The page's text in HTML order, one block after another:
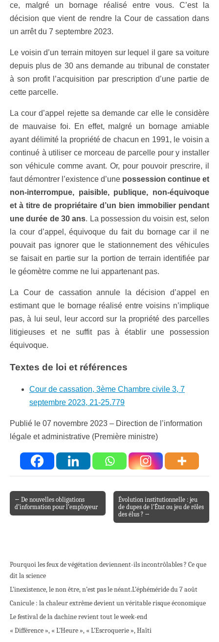
ce, malgré un bornage réalisé entre vous. C’est la
décision que vient de rendre la Cour de cassation dans
un arrêt du 7 septembre 2023.
Le voisin d’un terrain mitoyen sur lequel il gare sa voiture
depuis plus de 30 ans demande au tribunal de constater
à son profit l’acquisition par prescription d’une partie de
cette parcelle.
La cour d’appel rejette sa demande car elle le considère
de mauvaise foi. En effet, malgré un bornage amiable
ayant délimité la propriété de chacun en 1991, le voisin a
continué à utiliser ce morceau de parcelle pour y installer
son véhicule comme avant. Or, pour pouvoir prescrire, il
faut démontrer l’existence d’une possession continue et
non-interrompue, paisible, publique, non-équivoque
et à titre de propriétaire d’un bien immobilier pendant
une durée de 30 ans. La possession du voisin est, selon
la cour d’appel, équivoque du fait du bornage car il ne
pouvait pas ignorer que le stationnement des véhicules
se faisait en partie sur la portion de terrain identifiée par
le géomètre comme ne lui appartenant pas.
La Cour de cassation annule la décision d’appel en
estimant que le bornage réalisé entre voisins n’implique
pas, à lui seul, leur accord sur la propriété des parcelles
litigieuses et ne suffit pas à établir une possession
équivoque.
Textes de loi et références
Cour de cassation, 3ème Chambre civile 3, 7
septembre 2023, 21-25.779
Publié le 07 novembre 2023 – Direction de l’information
légale et administrative (Première ministre)
Post navigation
← De nouvelles obligations
d’information pour l’employeur
Évolution institutionnelle : jeu
de dupes de l’État ou jeu de rôles
des élus ? →
Pourquoi les feux de végétation deviennent-ils incontrôlables ? Ce que
dit la science
L’inexistence, le non être, n’est pas le néant.L’éphéméride du 7 août
Canicule : la chaleur extrême devient un véritable risque économique
Le festival de la dachine revient tout le week-end
« Différence », « L’Heure », « L’Escroquerie », Haïti